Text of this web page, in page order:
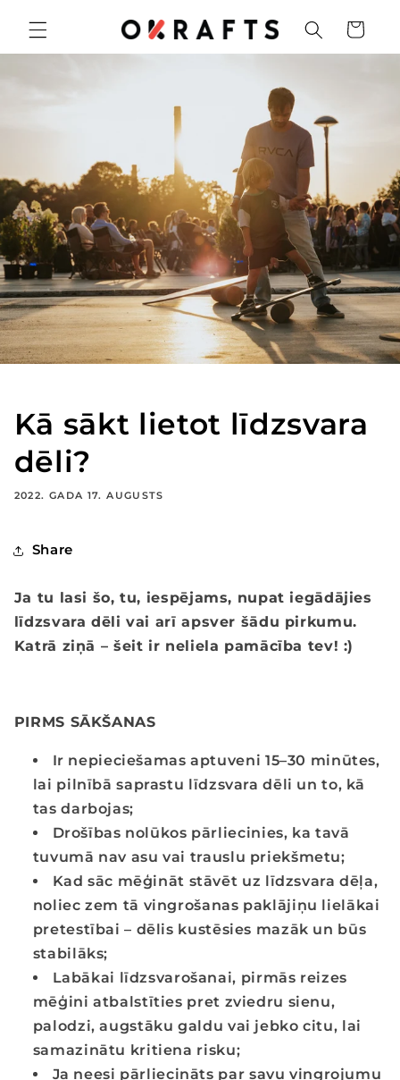
content
Cart
Kā sākt lietot līdzsvara
dēli?
2022. GADA 17. AUGUSTS
Share
Ja tu lasi šo, tu, iespējams, nupat iegādājies
līdzsvara dēli vai arī apsver šādu pirkumu.
Katrā ziņā – šeit ir neliela pamācība tev! :)
PIRMS SĀKŠANAS
Ir nepieciešamas aptuveni 15–30 minūtes,
lai pilnībā saprastu līdzsvara dēli un to, kā
tas darbojas;
Drošības nolūkos pārliecinies, ka tavā
tuvumā nav asu vai trauslu priekšmetu;
Kad sāc mēģināt stāvēt uz līdzsvara dēļa,
noliec zem tā vingrošanas paklājiņu lielākai
pretestībai – dēlis kustēsies mazāk un būs
stabilāks;
Labākai līdzsvarošanai, pirmās reizes
mēģini atbalstīties pret zviedru sienu,
palodzi, augstāku galdu vai jebko citu, lai
samazinātu kritiena risku;
Ja neesi pārliecināts par savu vingrojumu